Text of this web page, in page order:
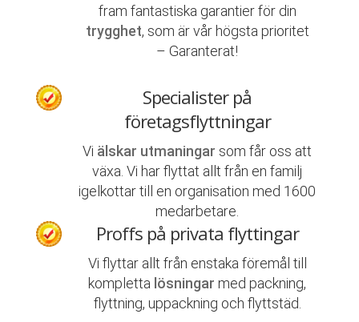
fram fantastiska garantier för din
trygghet, som är vår högsta prioritet
– Garanterat!
Specialister på
företagsflyttningar
Vi älskar utmaningar som får oss att
växa. Vi har flyttat allt från en familj
igelkottar till en organisation med 1600
medarbetare.
Proffs på privata flyttingar
Vi flyttar allt från enstaka föremål till
kompletta lösningar med packning,
flyttning, uppackning och flyttstäd.